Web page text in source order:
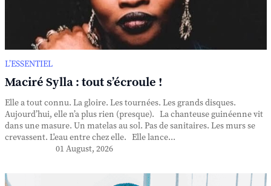
L’ESSENTIEL
Maciré Sylla : tout s’écroule !
Elle a tout connu. La gloire. Les tournées. Les grands disques.
Aujourd’hui, elle n’a plus rien (presque). La chanteuse guinéenne vit
dans une masure. Un matelas au sol. Pas de sanitaires. Les murs se
crevassent. L'eau entre chez elle. Elle lance...
01 August, 2026